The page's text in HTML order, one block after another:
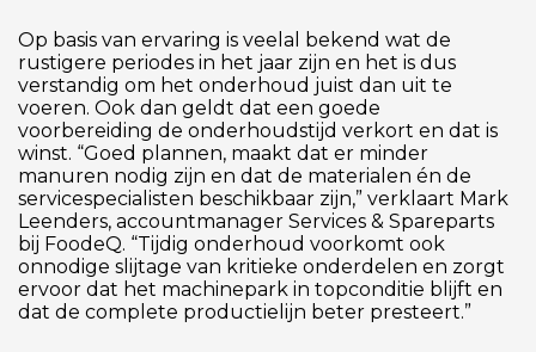
Op basis van ervaring is veelal bekend wat de
rustigere periodes in het jaar zijn en het is dus
verstandig om het onderhoud juist dan uit te
voeren. Ook dan geldt dat een goede
voorbereiding de onderhoudstijd verkort en dat is
winst. “Goed plannen, maakt dat er minder
manuren nodig zijn en dat de materialen én de
servicespecialisten beschikbaar zijn,” verklaart Mark
Leenders, accountmanager Services & Spareparts
bij FoodeQ. “Tijdig onderhoud voorkomt ook
onnodige slijtage van kritieke onderdelen en zorgt
ervoor dat het machinepark in topconditie blijft en
dat de complete productielijn beter presteert.”